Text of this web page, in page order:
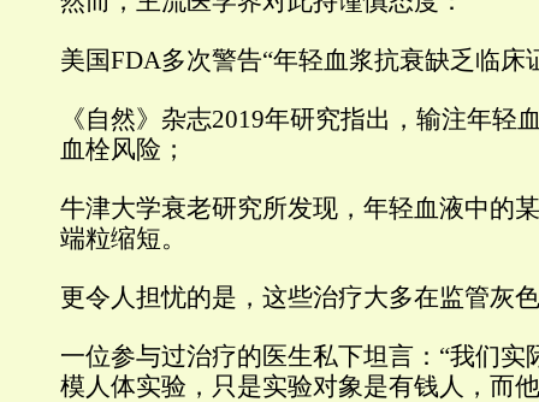
美国FDA多次警告“年轻血浆抗衰缺乏临床
《自然》杂志2019年研究指出，输注年轻
血栓风险；
牛津大学衰老研究所发现，年轻血液中的
端粒缩短。
更令人担忧的是，这些治疗大多在监管灰
一位参与过治疗的医生私下坦言：“我们实
模人体实验，只是实验对象是有钱人，而